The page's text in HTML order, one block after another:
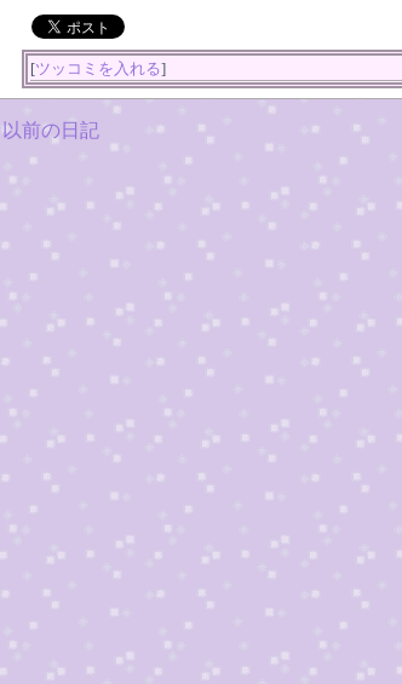
[ツッコミを入れる]
以前の日記